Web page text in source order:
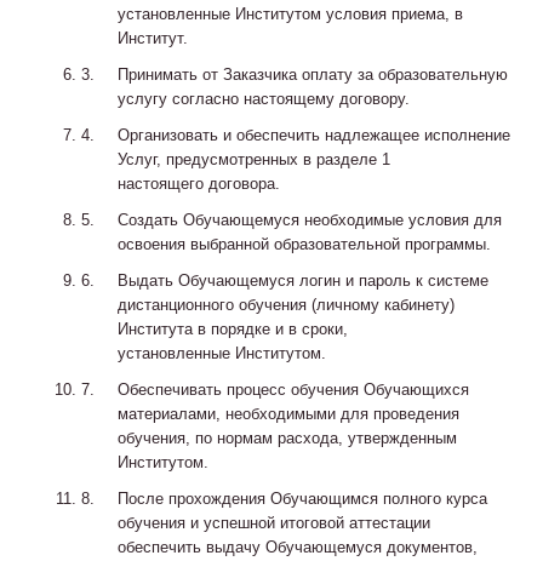
установленные Институтом условия приема, в
Институт.
Принимать от Заказчика оплату за образовательную
услугу согласно настоящему договору.
Организовать и обеспечить надлежащее исполнение
Услуг, предусмотренных в разделе 1
настоящего договора.
Создать Обучающемуся необходимые условия для
освоения выбранной образовательной программы.
Выдать Обучающемуся логин и пароль к системе
дистанционного обучения (личному кабинету)
Института в порядке и в сроки,
установленные Институтом.
Обеспечивать процесс обучения Обучающихся
материалами, необходимыми для проведения
обучения, по нормам расхода, утвержденным
Институтом.
После прохождения Обучающимся полного курса
обучения и успешной итоговой аттестации
обеспечить выдачу Обучающемуся документов,